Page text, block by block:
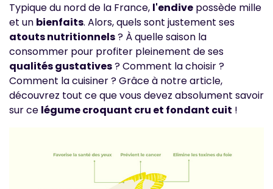
Typique du nord de la France, l'endive possède mille
et un bienfaits. Alors, quels sont justement ses
atouts nutritionnels? À quelle saison la
consommer pour profiter pleinement de ses
qualités gustatives? Comment la choisir ?
Comment la cuisiner ? Grâce à notre article,
découvrez tout ce que vous devez absolument savoir
sur ce légume croquant cru et fondant cuit !